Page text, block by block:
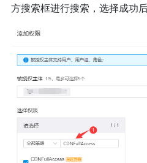
方搜索框进行搜索，选择成功